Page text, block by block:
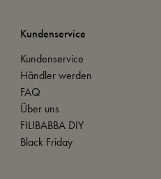
Kundenservice
Kundenservice
Händler werden
FAQ
Über uns
FILIBABBA DIY
Black Friday